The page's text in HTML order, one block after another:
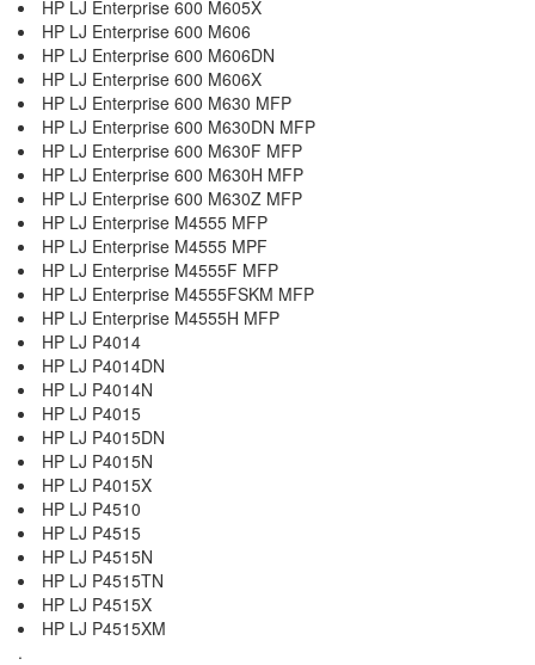
HP LJ Enterprise 600 M605X
HP LJ Enterprise 600 M606
HP LJ Enterprise 600 M606DN
HP LJ Enterprise 600 M606X
HP LJ Enterprise 600 M630 MFP
HP LJ Enterprise 600 M630DN MFP
HP LJ Enterprise 600 M630F MFP
HP LJ Enterprise 600 M630H MFP
HP LJ Enterprise 600 M630Z MFP
HP LJ Enterprise M4555 MFP
HP LJ Enterprise M4555 MPF
HP LJ Enterprise M4555F MFP
HP LJ Enterprise M4555FSKM MFP
HP LJ Enterprise M4555H MFP
HP LJ P4014
HP LJ P4014DN
HP LJ P4014N
HP LJ P4015
HP LJ P4015DN
HP LJ P4015N
HP LJ P4015X
HP LJ P4510
HP LJ P4515
HP LJ P4515N
HP LJ P4515TN
HP LJ P4515X
HP LJ P4515XM
.